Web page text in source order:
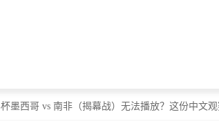
墨西哥 vs 南非（揭幕战）无法播放？这份中文